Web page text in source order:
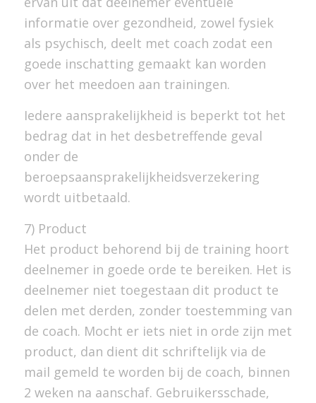
informatie over gezondheid, zowel fysiek
als psychisch, deelt met coach zodat een
goede inschatting gemaakt kan worden
over het meedoen aan trainingen.
Iedere aansprakelijkheid is beperkt tot het
bedrag dat in het desbetreffende geval
onder de
beroepsaansprakelijkheidsverzekering
wordt uitbetaald.
7) Product
Het product behorend bij de training hoort
deelnemer in goede orde te bereiken. Het is
deelnemer niet toegestaan dit product te
delen met derden, zonder toestemming van
de coach. Mocht er iets niet in orde zijn met
product, dan dient dit schriftelijk via de
mail gemeld te worden bij de coach, binnen
2 weken na aanschaf. Gebruikersschade,